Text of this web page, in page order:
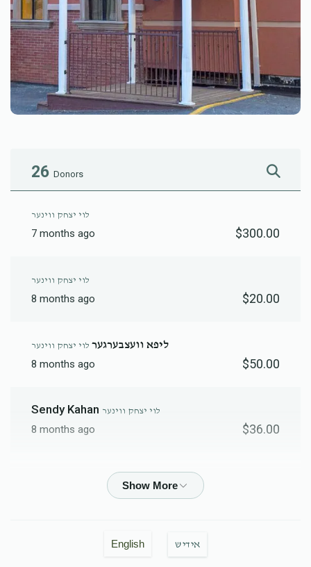
26 Donors
לוי יצחק ווינער
7 months ago $300.00
לוי יצחק ווינער
8 months ago $20.00
ליפא וועצבערגער לוי יצחק ווינער
8 months ago $50.00
Sendy Kahan לוי יצחק ווינער
8 months ago $36.00
לוי יצחק ווינער
פארקאש
English אידיש